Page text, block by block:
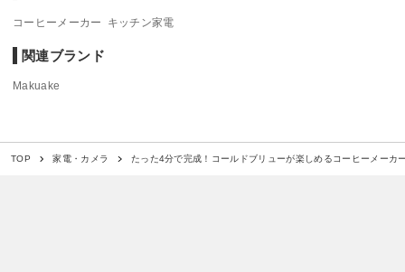
コーヒーメーカー キッチン家電
関連ブランド
Makuake
TOP 家電・カメラ たった4分で完成！コールドブリューが楽しめるコーヒーメーカ